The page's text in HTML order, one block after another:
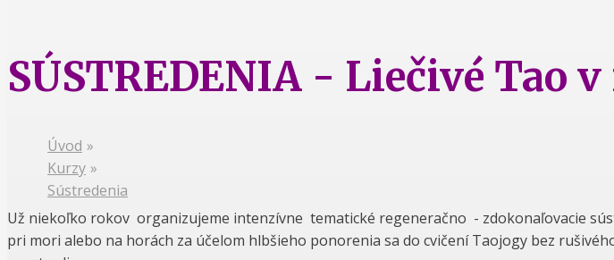
SÚSTREDENIA - Liečivé Tao
Úvod »
Kurzy »
Sústredenia
Už niekoľko rokov organizujeme intenzívne tematické regeneračno - zdokonaľovacie
pri mori alebo na horách za účelom hlbšieho ponorenia sa do cvičení Taojogy bez